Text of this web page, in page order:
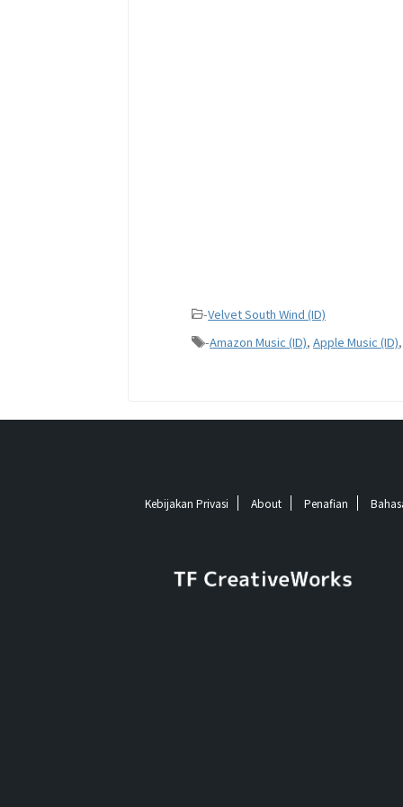
-Velvet South Wind (ID)
-Amazon Music (ID), Apple Music (ID)
Kebijakan Privasi About Penafian